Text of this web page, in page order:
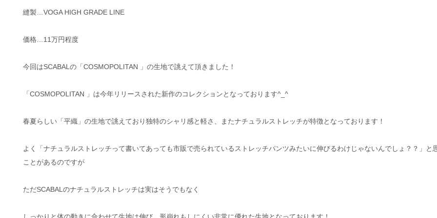
縫製…VOGA HIGH GRADE LINE
価格…11万円程度
今回はSCABALの「COSMOPOLITAN 」の生地で誂えて頂きました！
「COSMOPOLITAN 」は今年リリースされた新作のコレクションとなっております^_^
春夏らしい「平織」の生地で誂えており独特のシャリ感と軽さ、またナチュラルストレッチが特徴となっております！
よく「ナチュラルストレッチって書いてあっても市販で売られているストレッチパンツみたいに伸びるわけじゃないんでしょ？？」と
ことがあるのですが
ただSCABALのナチュラルストレッチは実はそうでもなく